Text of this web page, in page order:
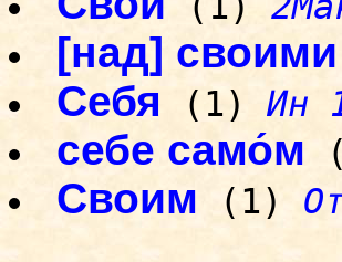
[над] своими
Себя (1) Ин
себе само́м
Своим (1)